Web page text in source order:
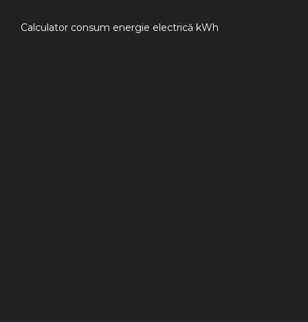
Calculator consum energie electrică kWh